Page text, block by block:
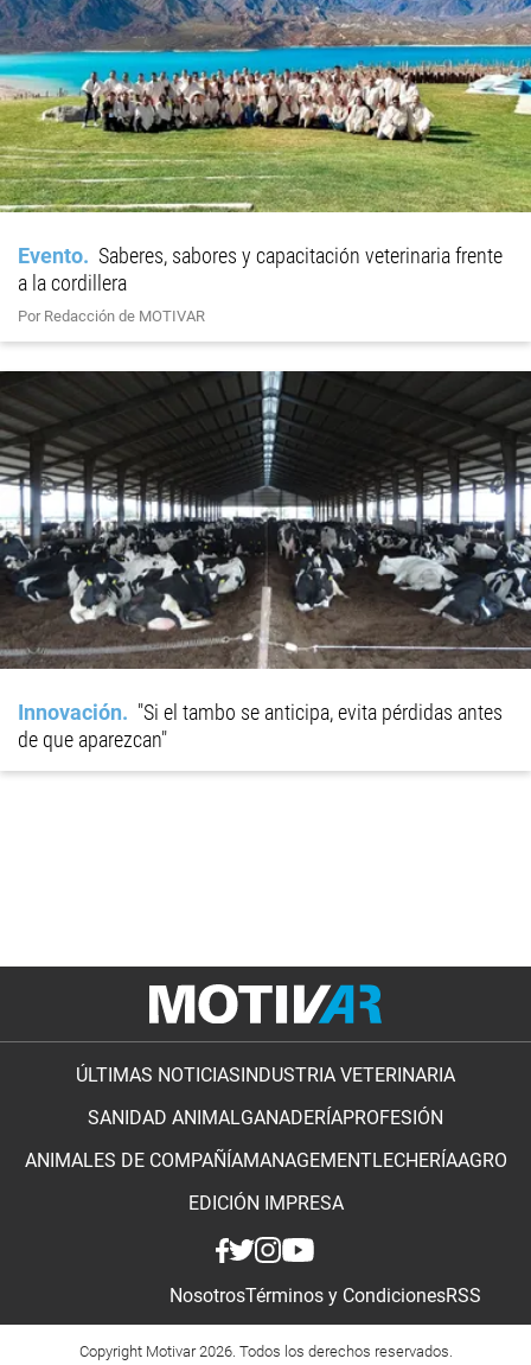
Evento
Saberes, sabores y capacitación veterinaria frente
a la cordillera
Por Redacción de MOTIVAR
Innovación
"Si el tambo se anticipa, evita pérdidas antes
de que aparezcan"
ÚLTIMAS NOTICIAS INDUSTRIA VETERINARIA
SANIDAD ANIMALGANADERÍAPROFESIÓN
ANIMALES DE COMPAÑÍAMANAGEMENTLECHERÍAAGRO
EDICIÓN IMPRESA
NosotrosTérminos y CondicionesRSS
Copyright Motivar 2026. Todos los derechos reservados.